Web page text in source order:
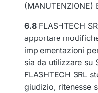
(MANUTENZIONE)
6.8 FLASHTECH
apportare
implementazioni
sia da utilizzare su
FLASHTECH SRL
giudizio, ritenesse